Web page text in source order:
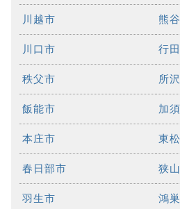
川越市 熊
川口市 行
秩父市 所
飯能市 加
本庄市 東
春日部市 狭
羽生市 鴻